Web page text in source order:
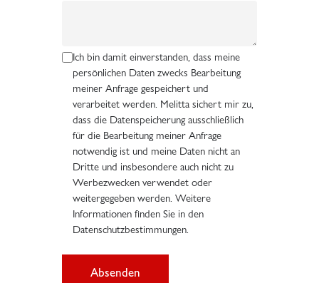
Ich bin damit einverstanden, dass meine
persönlichen Daten zwecks Bearbeitung
meiner Anfrage gespeichert und
verarbeitet werden. Melitta sichert mir zu,
dass die Datenspeicherung ausschließlich
für die Bearbeitung meiner Anfrage
notwendig ist und meine Daten nicht an
Dritte und insbesondere auch nicht zu
Werbezwecken verwendet oder
weitergegeben werden. Weitere
Informationen finden Sie in den
Datenschutzbestimmungen.
Absenden